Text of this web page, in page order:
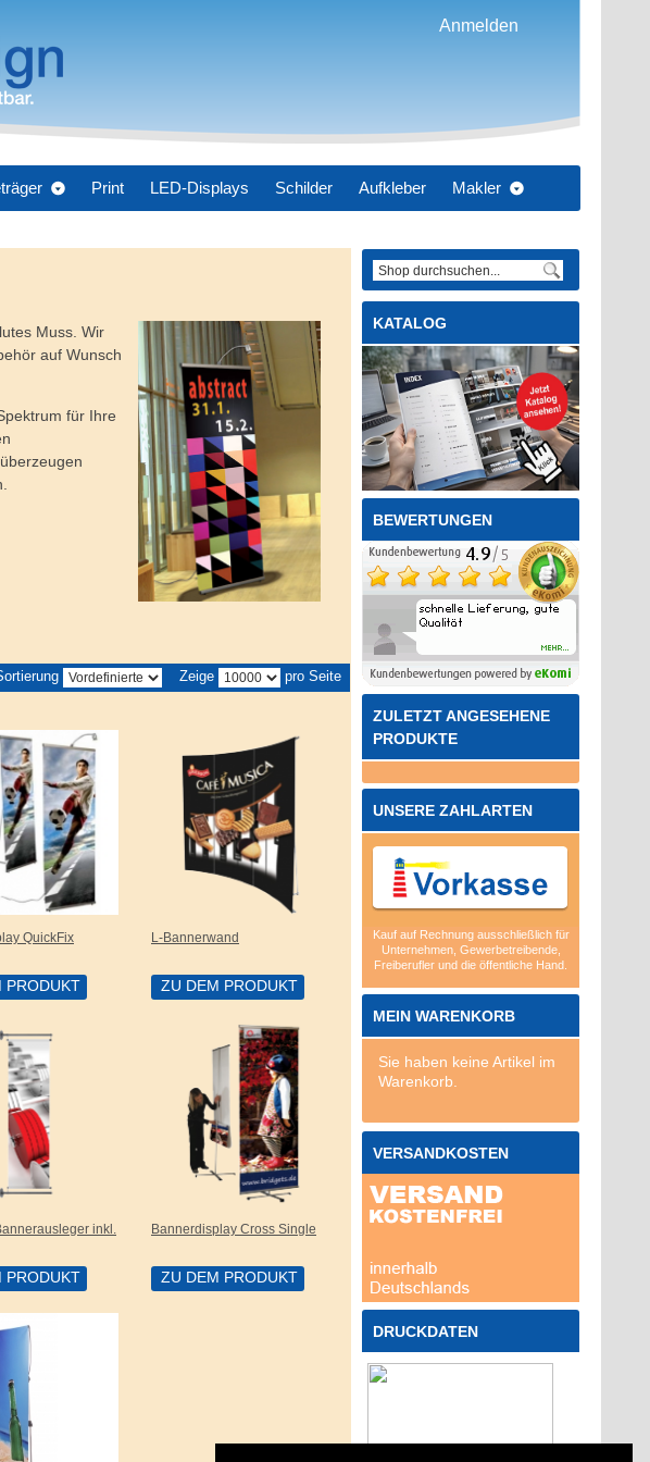
Anmelden
Print LED-Displays Schilder Aufkleber Makler
Muss. Wir
auf Wunsch
für Ihre
Zeige pro Seite
QuickFix
PRODUKT
L-Bannerwand
ZU DEM PRODUKT
inkl.
PRODUKT
Bannerdisplay Cross Single
ZU DEM PRODUKT
datdesign
KATALOG
BEWERTUNGEN
ZULETZT ANGESEHENE
PRODUKTE
UNSERE ZAHLARTEN
Kauf auf Rechnung ausschließlich für
Unternehmen, Gewerbetreibende,
Freiberufler und die öffentliche Hand.
MEIN WARENKORB
Sie haben keine Artikel im
Warenkorb.
VERSANDKOSTEN
DRUCKDATEN